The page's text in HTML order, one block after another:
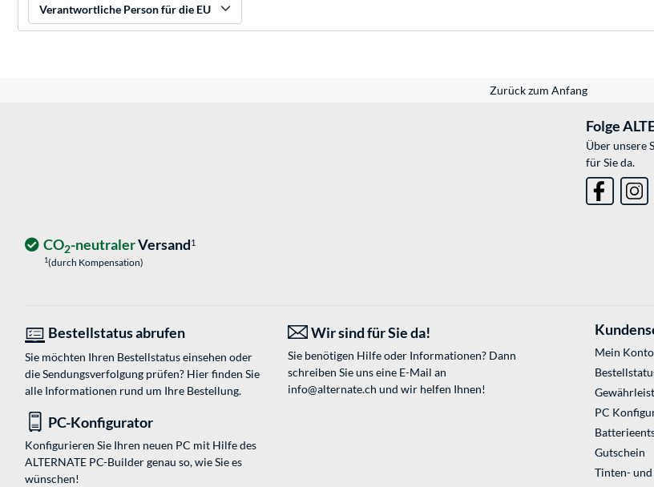
Verantwortliche Person für die EU
Zurück zum Anfang
Folge
Über unsere
für Sie da.
CO2-neutralerVersand1
1(durch Kompensation)
Bestellstatus abrufen
Sie möchten Ihren Bestellstatus einsehen oder
die Sendungsverfolgung prüfen? Hier finden Sie
alle Informationen rund um Ihre Bestellung.
Wir sind für Sie da!
Sie benötigen Hilfe oder Informationen? Dann
schreiben Sie uns eine E-Mail an
info@alternate.ch und wir helfen Ihnen!
PC-Konfigurator
Konfigurieren Sie Ihren neuen PC mit Hilfe des
ALTERNATE PC-Builder genau so, wie Sie es
wünschen!
Mein Konto
PC
Gutschein
Tinten-